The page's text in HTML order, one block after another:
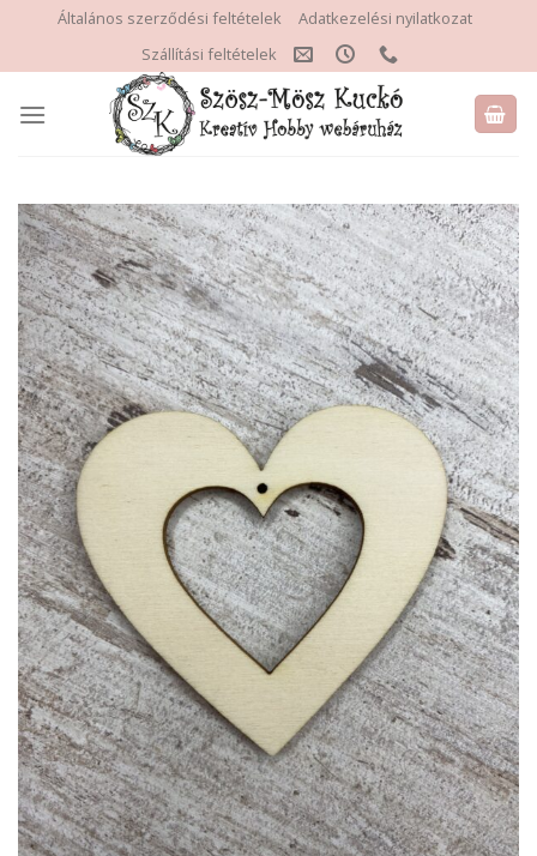
content
Általános szerződési feltételek
Adatkezelési nyilatkozat
Szállítási feltételek